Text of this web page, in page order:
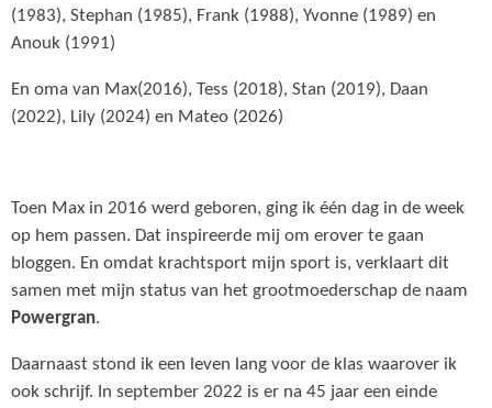
(1983), Stephan (1985), Frank (1988), Yvonne (1989) en
Anouk (1991)
En oma van Max(2016), Tess (2018), Stan (2019), Daan
(2022), Lily (2024) en Mateo (2026)
Toen Max in 2016 werd geboren, ging ik één dag in de week
op hem passen. Dat inspireerde mij om erover te gaan
bloggen. En omdat krachtsport mijn sport is, verklaart dit
samen met mijn status van het grootmoederschap de naam
Powergran.
Daarnaast stond ik een leven lang voor de klas waarover ik
ook schrijf. In september 2022 is er na 45 jaar een einde